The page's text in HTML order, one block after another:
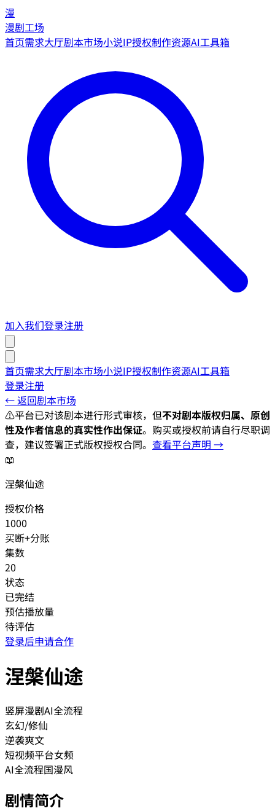
漫
漫剧工场
首页需求大厅剧本市场小说IP授权制作资源AI工具箱
加入我们登录注册
首页需求大厅剧本市场小说IP授权制作资源AI工具箱
登录注册
← 返回剧本市场
⚠️平台已对该剧本进行形式审核，但不对剧本版权归属、原创
性及作者信息的真实性作出保证。购买或授权前请自行尽职调
查，建议签署正式版权授权合同。 查看平台声明 →
📖
涅槃仙途
授权价格
1000
买断+分账
集数
20
状态
已完结
预估播放量
待评估
登录后申请合作
涅槃仙途
竖屏漫剧AI全流程
玄幻/修仙
逆袭爽文
短视频平台女频
AI全流程国漫风
剧情简介